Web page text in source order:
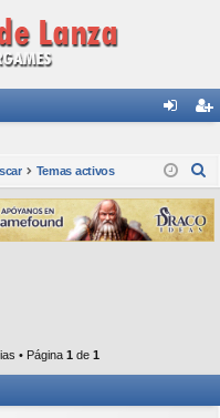
nti
fic
ar
ist
ra
rs
Temas activos
s
c
• Página 1 de 1